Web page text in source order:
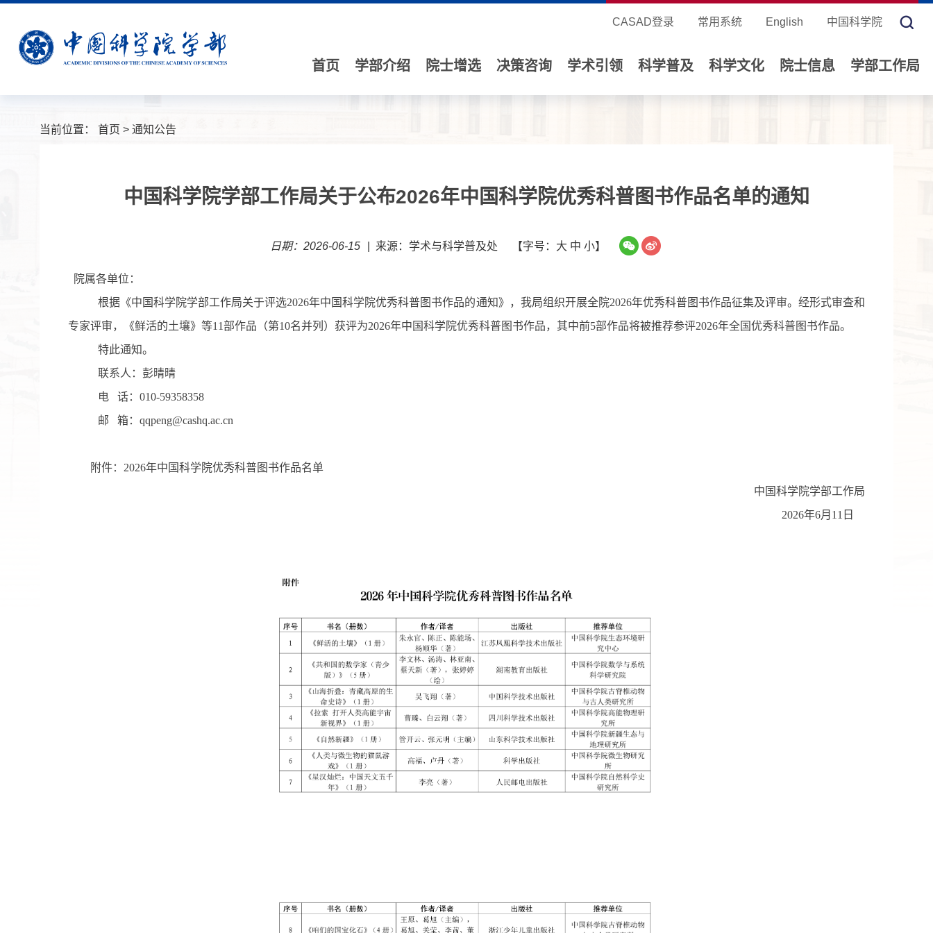
CASAD登录 常用系统 English 中国科学院
首页 学部介绍 院士增选 决策咨询 学术引领 科学普及 科学文化 院士信息 学部工作局
当前位置： 首页 > 通知公告
中国科学院学部工作局关于公布2026年中国科学院优秀科普图书作品名单的通知
日期：2026-06-15 来源：学术与科学普及处 【字号： 大 中 小】
院属各单位：
根据《中国科学院学部工作局关于评选2026年中国科学院优秀科普图书作品的通知》， 我局组织开展全院2026年优秀科普图书作品征集及评审。经形式审查和
专家评审，《鲜活的土壤》等11部作品 （第10名并列 ） 获评为2026年中国科学院优秀科普图书作品， 其中前5部作品将被推荐参评2026年全国优秀科普图书作品。
特此通知。
联系人： 彭晴晴
电
话： 010-59358358
邮
箱： qqpeng@cashq.ac.cn
附件： 2026年中国科学院优秀科普图书作品名单
中国科学院学部工作局
2026年6月 11 日